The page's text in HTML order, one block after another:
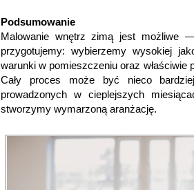
Podsumowanie
Malowanie wnętrz zimą jest możliwe
przygotujemy: wybierzemy wysokiej
warunki w pomieszczeniu oraz
Cały proces może być nieco
prowadzonych w cieplejszych
stworzymy wymarzoną aranżację.